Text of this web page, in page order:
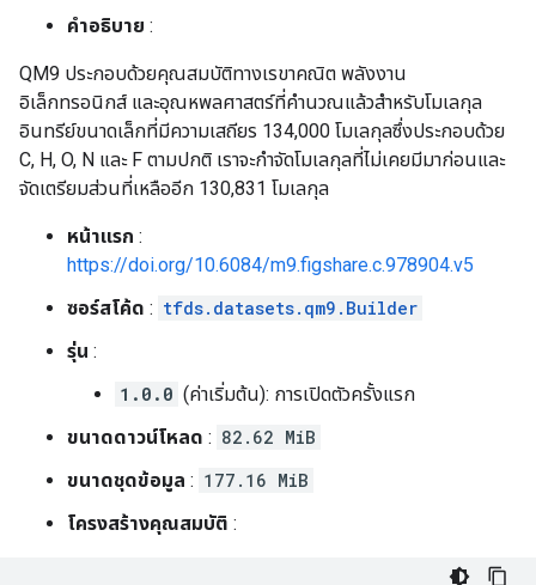
คำอธิบาย :
QM9 ประกอบด้วยคุณสมบัติทางเรขาคณิต พลังงาน
อิเล็กทรอนิกส์ และอุณหพลศาสตร์ที่คำนวณแล้วสำหรับโมเลกุล
อินทรีย์ขนาดเล็กที่มีความเสถียร 134,000 โมเลกุลซึ่งประกอบด้วย
C, H, O, N และ F ตามปกติ เราจะกำจัดโมเลกุลที่ไม่เคยมีมาก่อนและ
จัดเตรียมส่วนที่เหลืออีก 130,831 โมเลกุล
หน้าแรก :
https://doi.org/10.6084/m9.figshare.c.978904.v5
ซอร์สโค้ด : tfds.datasets.qm9.Builder
รุ่น :
1.0.0 (ค่าเริ่มต้น): การเปิดตัวครั้งแรก
ขนาดดาวน์โหลด : 82.62 MiB
ขนาดชุดข้อมูล : 177.16 MiB
โครงสร้างคุณสมบัติ :